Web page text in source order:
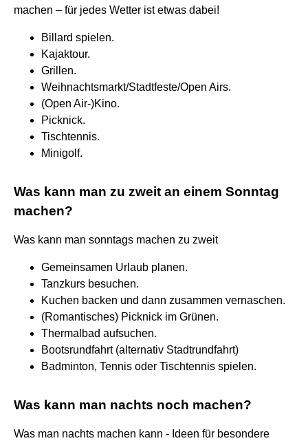
machen – für jedes Wetter ist etwas dabei!
Billard spielen.
Kajaktour.
Grillen.
Weihnachtsmarkt/Stadtfeste/Open Airs.
(Open Air-)Kino.
Picknick.
Tischtennis.
Minigolf.
Was kann man zu zweit an einem Sonntag
machen?
Was kann man sonntags machen zu zweit
Gemeinsamen Urlaub planen.
Tanzkurs besuchen.
Kuchen backen und dann zusammen vernaschen.
(Romantisches) Picknick im Grünen.
Thermalbad aufsuchen.
Bootsrundfahrt (alternativ Stadtrundfahrt)
Badminton, Tennis oder Tischtennis spielen.
Was kann man nachts noch machen?
Was man nachts machen kann - Ideen für besondere